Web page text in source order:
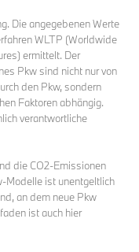
Die angegebenen Werte
WLTP (Worldwide
ermittelt. Der
Pkw sind nicht nur von
den Pkw, sondern
Faktoren abhängig.
verantwortliche
die CO2-Emissionen
Modelle ist unentgeltlich
an dem neue Pkw
ist auch hier